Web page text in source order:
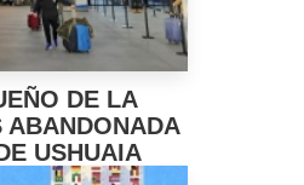
DE LA
USHUAIA